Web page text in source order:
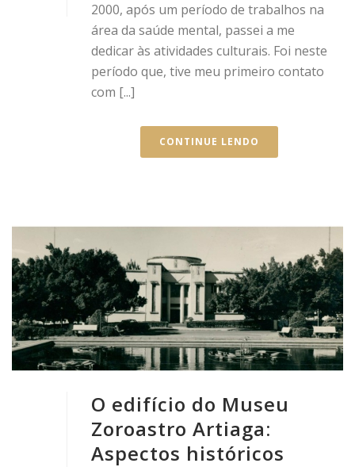
2000, após um período de trabalhos na
área da saúde mental, passei a me
dedicar às atividades culturais. Foi neste
período que, tive meu primeiro contato
com [...]
CONTINUE LENDO
O edifício do Museu
Zoroastro Artiaga:
Aspectos históricos